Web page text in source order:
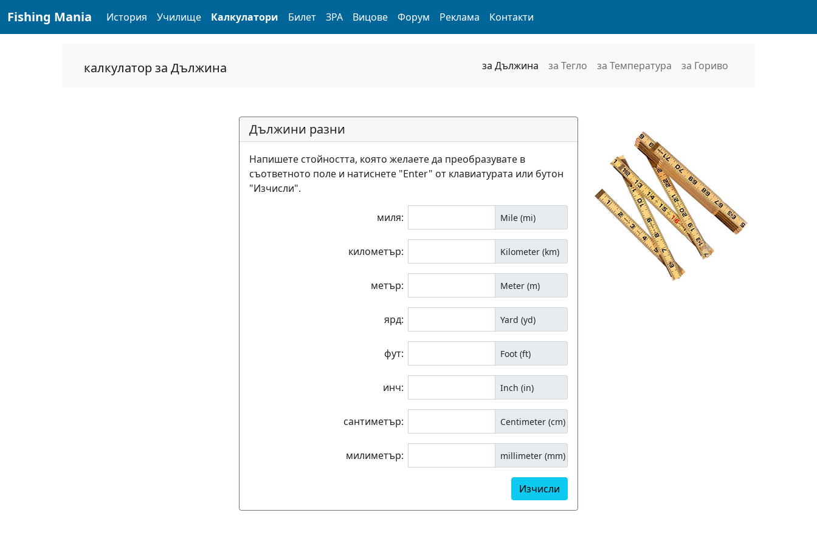
Fishing Mania История Училище Калкулатори Билет ЗРА Вицове Форум Реклама Контакти
калкулатор за Дължина за Дължина за Тегло за Температура за Гориво
Дължини разни
Напишете стойността, която желаете да преобразувате в
съответното поле и натиснете "Enter" от клавиатурата или бутон
"Изчисли".
миля: Mile (mi)
километър: Kilometer (km)
метър: Meter (m)
ярд: Yard (yd)
фут: Foot (ft)
инч: Inch (in)
сантиметър: Centimeter (cm)
милиметър: millimeter (mm)
Изчисли